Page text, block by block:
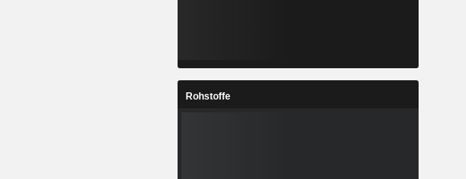
Rohstoffe